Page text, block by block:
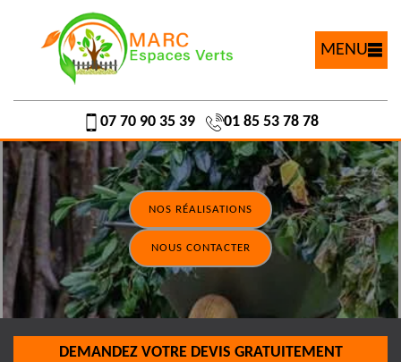
MENU
07 70 90 35 39 01 85 53 78 78
NOS RÉALISATIONS
NOUS CONTACTER
DEMANDEZ VOTRE DEVIS GRATUITEMENT